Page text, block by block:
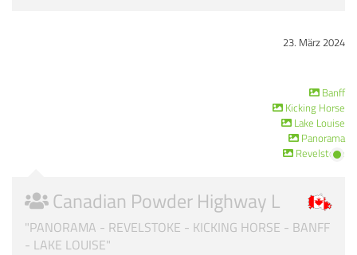
23. März 2024
Banff
Kicking Horse
Lake Louise
Panorama
Revelstoke
Canadian Powder Highway L
"PANORAMA - REVELSTOKE - KICKING HORSE - BANFF
- LAKE LOUISE"